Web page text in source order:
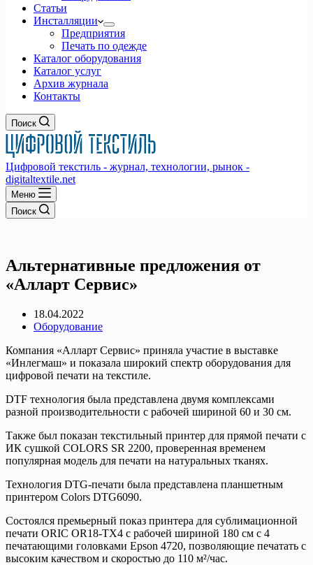
Статьи
Инсталляции
Предприятия
Печать по одежде
Каталог оборудования
Каталог услуг
Архив журнала
Контакты
Поиск
Цифровой текстиль - журнал, технологии, рынок -
digitaltextile.net
Меню
Поиск
Альтернативные предложения от
«Алларт Сервис»
18.04.2022
Оборудование
Компания «Алларт Сервис» приняла участие в выставке
«Инлегмаш» и показала широкий спектр оборудования для
цифровой печати на текстиле.
DTF технология была представлена двумя комплексами
разной производительности с рабочей шириной 60 и 30 см.
Также был показан текстильный принтер для прямой печати с
ИК сушкой COLORS SR 2200, проверенная временем
популярная модель для печати на натуральных тканях.
Технология DTG-печати была представлена планшетным
принтером Colors DTG6090.
Состоялся премьерный показ принтера для сублимационной
печати ORIC OR18-TX4 с рабочей шириной 180 см с 4
печатающими головками Epson 4720, позволяющие печатать с
высоким качеством и скоростью до 110 м²/час.